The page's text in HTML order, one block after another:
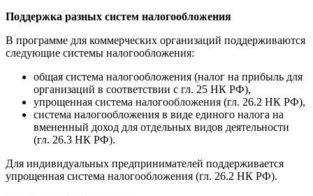
Поддержка разных систем налогообложения
В программе для коммерческих организаций поддерживаются
следующие системы налогообложения:
общая система налогообложения (налог на прибыль для
организаций в соответствии с гл. 25 НК РФ),
упрощенная система налогообложения (гл. 26.2 НК РФ),
система налогообложения в виде единого налога на
вмененный доход для отдельных видов деятельности
(гл. 26.3 НК РФ).
Для индивидуальных предпринимателей поддерживается
упрощенная система налогообложения (гл. 26.2 НК РФ).